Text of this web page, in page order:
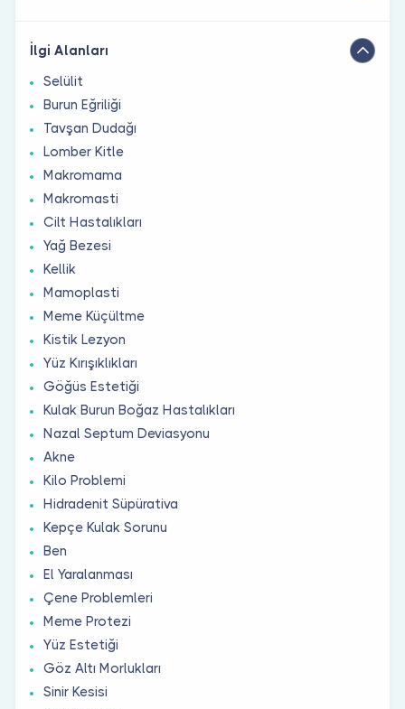
İlgi Alanları
Selülit
Burun Eğriliği
Tavşan Dudağı
Lomber Kitle
Makromama
Makromasti
Cilt Hastalıkları
Yağ Bezesi
Kellik
Mamoplasti
Meme Küçültme
Kistik Lezyon
Yüz Kırışıklıkları
Göğüs Estetiği
Kulak Burun Boğaz Hastalıkları
Nazal Septum Deviasyonu
Akne
Kilo Problemi
Hidradenit Süpürativa
Kepçe Kulak Sorunu
Ben
El Yaralanması
Çene Problemleri
Meme Protezi
Yüz Estetiği
Göz Altı Morlukları
Sinir Kesisi